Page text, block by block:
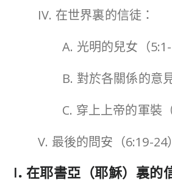
IV. 在世界裏的信徒：
A. 光明的兒女（5:1-
B. 對於各關係的意
C. 穿上上帝的軍裝
V. 最後的問安（6:19-24）
I. 在耶書亞（耶穌）裏的